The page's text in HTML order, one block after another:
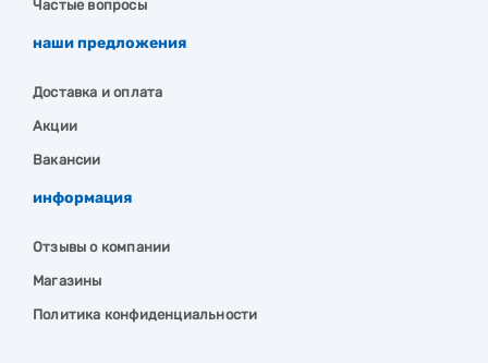
Частые вопросы
наши предложения
Доставка и оплата
Акции
Вакансии
информация
Отзывы о компании
Магазины
Политика конфиденциальности